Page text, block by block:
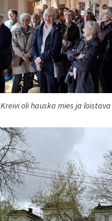
Kreivi oli hauska mies ja loistava